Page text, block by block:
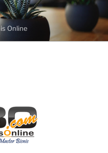
Online